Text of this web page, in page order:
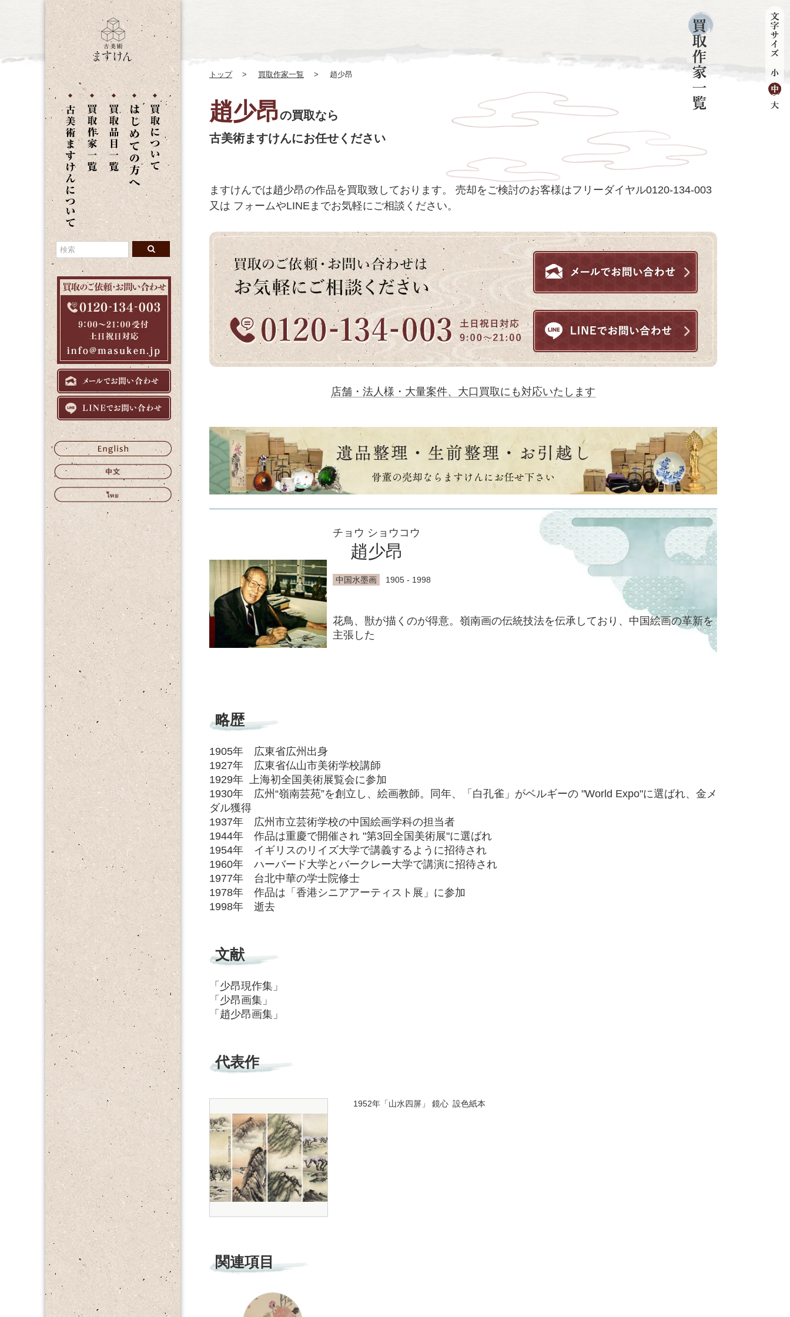
トップ 買取作家一覧 趙少昂
趙少昂の買取なら
古美術ますけんにお任せください
ますけんでは趙少昂の作品を買取致しております。 売却をご検討のお客様はフリーダイヤル0120-134-003
又は フォームやLINEまでお気軽にご相談ください。
店舗・法人様・大量案件、大口買取にも対応いたします
チョウ ショウコウ
趙少昂
中国水墨画 1905 - 1998
花鳥、獣が描くのが得意。嶺南画の伝統技法を伝承しており、中国絵画の革新を
主張した
略歴
1905年 広東省広州出身
1927年 広東省仏山市美術学校講師
1929年 上海初全国美術展覧会に参加
1930年 広州“嶺南芸苑”を創立し、絵画教師。同年、「白孔雀」がベルギーの "World Expo"に選ばれ、金メ
ダル獲得
1937年 広州市立芸術学校の中国絵画学科の担当者
1944年 作品は重慶で開催され "第3回全国美術展"に選ばれ
1954年 イギリスのリイズ大学で講義するように招待され
1960年 ハーバード大学とバークレー大学で講演に招待され
1977年 台北中華の学士院修士
1978年 作品は「香港シニアアーティスト展」に参加
1998年 逝去
文献
「少昂現作集」
「少昂画集」
「趙少昂画集」
代表作
1952年「山水四屏」 鏡心 設色紙本
関連項目